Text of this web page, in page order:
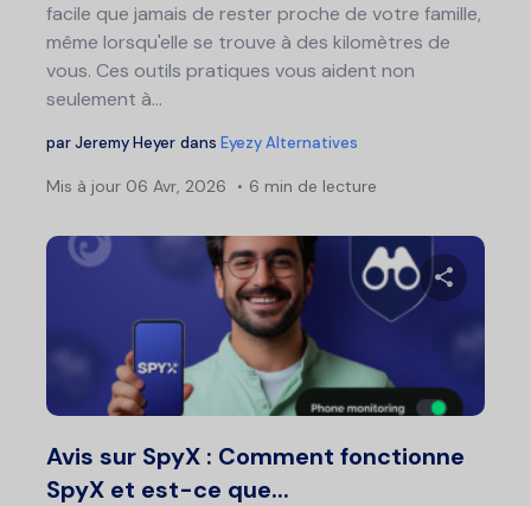
facile que jamais de rester proche de votre famille,
même lorsqu'elle se trouve à des kilomètres de
vous. Ces outils pratiques vous aident non
seulement à...
parJeremy Heyer dans Eyezy Alternatives
Mis à jour 06 Avr, 2026 6 min de lecture
Avis sur SpyX : Comment fonctionne
SpyX et est-ce que...